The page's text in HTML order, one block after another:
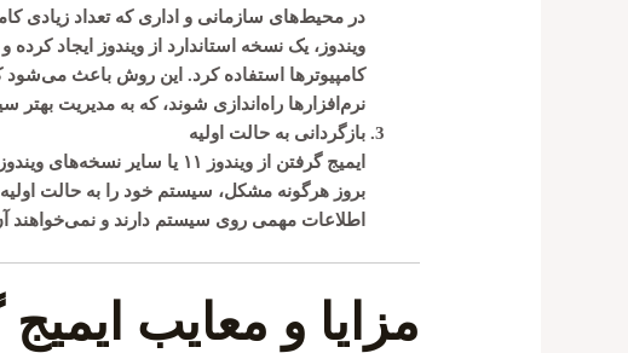
در محیط‌های سازمانی و اداری که تعداد زیادی
ویندوز، یک نسخه استاندارد از ویندوز ایجاد
کامپیوترها استفاده کرد. این روش باعث می‌شود
نرم‌افزارها راه‌اندازی شوند، که به مدیریت
بازگردانی به حالت اولیه
ایمیج گرفتن از ویندوز ۱۱
یا سایر نسخه‌های
بروز هرگونه مشکل، سیستم خود را به حالت اولیه
اطلاعات مهمی روی سیستم دارند و نمی‌خواهند
مزایا و معایب ایمیج